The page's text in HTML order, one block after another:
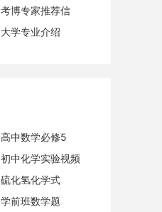
考博专家推荐信
大学专业介绍
高中数学必修5
初中化学实验视频
硫化氢化学式
学前班数学题